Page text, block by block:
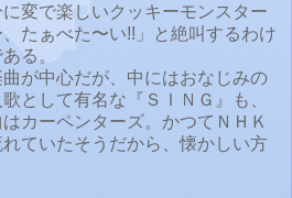
変で楽しいクッキーモンスター
たぁべた〜い!!」と絶叫するわけ
る。
が中心だが、中にはおなじみの
として有名な『ＳＩＮＧ』も、
カーペンターズ。かつてＮＨＫ
れていたそうだから、懐かしい方